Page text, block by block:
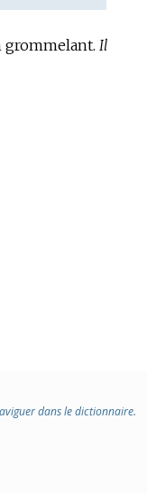
grommelant. Il
dans le dictionnaire.